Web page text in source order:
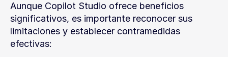
Aunque Copilot Studio ofrece beneficios
significativos, es importante reconocer sus
limitaciones y establecer contramedidas
efectivas: